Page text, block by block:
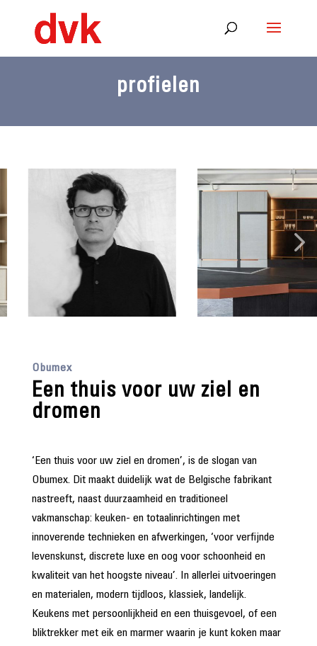
profielen
Obumex
Een thuis voor uw ziel en
dromen
‘Een thuis voor uw ziel en dromen’, is de slogan van
Obumex. Dit maakt duidelijk wat de Belgische fabrikant
nastreeft, naast duurzaamheid en traditioneel
vakmanschap: keuken- en totaalinrichtingen met
innoverende technieken en afwerkingen, ‘voor verfijnde
levenskunst, discrete luxe en oog voor schoonheid en
kwaliteit van het hoogste niveau’. In allerlei uitvoeringen
en materialen, modern tijdloos, klassiek, landelijk.
Keukens met persoonlijkheid en een thuisgevoel, of een
bliktrekker met eik en marmer waarin je kunt koken maar